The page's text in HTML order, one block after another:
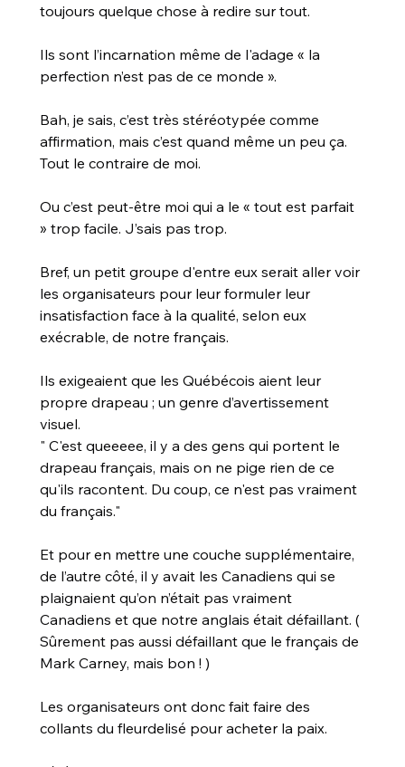
toujours quelque chose à redire sur tout.
Ils sont l’incarnation même de l'adage « la
perfection n’est pas de ce monde ».
Bah, je sais, c’est très stéréotypée comme
affirmation, mais c’est quand même un peu ça.
Tout le contraire de moi.
Ou c’est peut-être moi qui a le « tout est parfait
» trop facile. J’sais pas trop.
Bref, un petit groupe d'entre eux serait aller voir
les organisateurs pour leur formuler leur
insatisfaction face à la qualité, selon eux
exécrable, de notre français.
Ils exigeaient que les Québécois aient leur
propre drapeau ; un genre d’avertissement
visuel.
" C'est queeeee, il y a des gens qui portent le
drapeau français, mais on ne pige rien de ce
qu'ils racontent. Du coup, ce n'est pas vraiment
du français."
Et pour en mettre une couche supplémentaire,
de l’autre côté, il y avait les Canadiens qui se
plaignaient qu’on n’était pas vraiment
Canadiens et que notre anglais était défaillant. (
Sûrement pas aussi défaillant que le français de
Mark Carney, mais bon ! )
Les organisateurs ont donc fait faire des
collants du fleurdelisé pour acheter la paix.